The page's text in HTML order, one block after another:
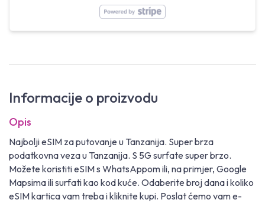
Informacije o proizvodu
Opis
Najbolji eSIM za putovanje u Tanzanija. Super brza
podatkovna veza u Tanzanija. S 5G surfate super brzo.
Možete koristiti eSIM s WhatsAppom ili, na primjer, Google
Mapsima ili surfati kao kod kuće. Odaberite broj dana i koliko
eSIM kartica vam treba i kliknite kupi. Poslat ćemo vam e-